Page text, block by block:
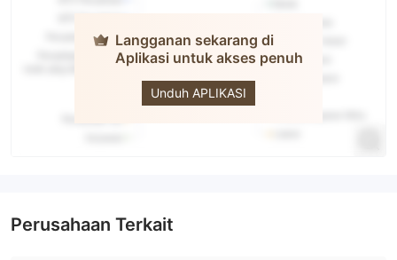
Langganan sekarang di
Aplikasi untuk akses penuh
Unduh APLIKASI
JP PRO
Perusahaan Terkait